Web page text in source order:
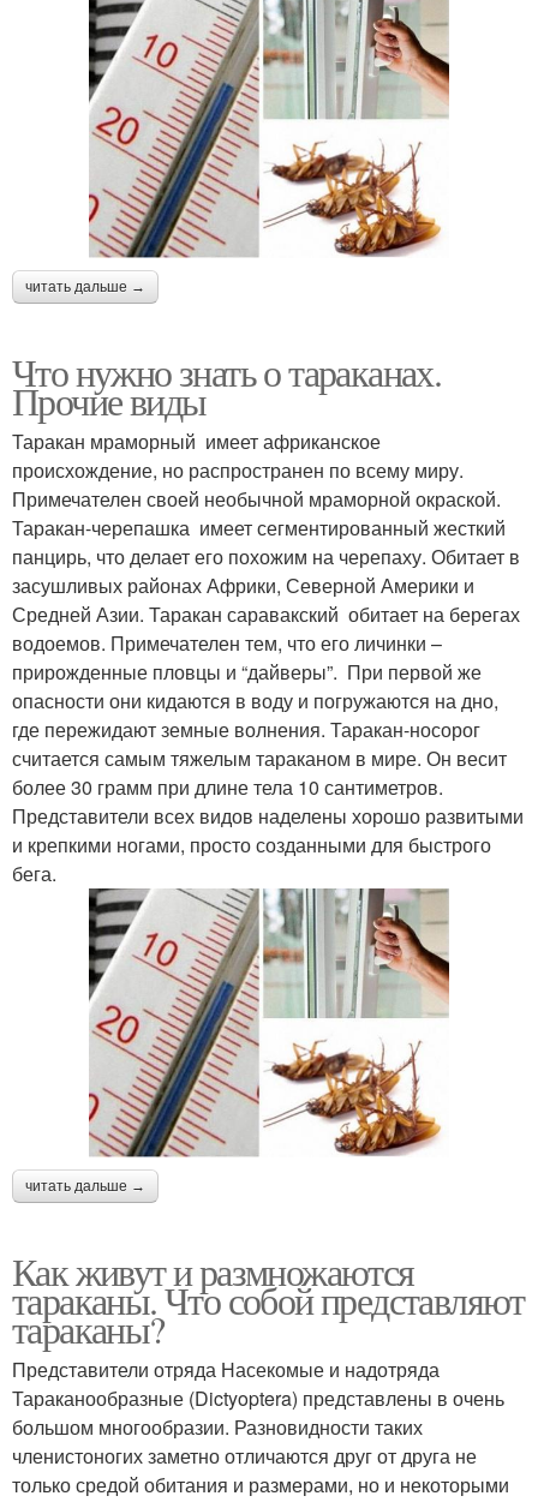
читать дальше →
Что нужно знать о тараканах.
Прочие виды
Таракан мраморный имеет африканское
происхождение, но распространен по всему миру.
Примечателен своей необычной мраморной окраской.
Таракан-черепашка имеет сегментированный жесткий
панцирь, что делает его похожим на черепаху. Обитает в
засушливых районах Африки, Северной Америки и
Средней Азии. Таракан саравакский обитает на берегах
водоемов. Примечателен тем, что его личинки –
прирожденные пловцы и “дайверы”. При первой же
опасности они кидаются в воду и погружаются на дно,
где пережидают земные волнения. Таракан-носорог
считается самым тяжелым тараканом в мире. Он весит
более 30 грамм при длине тела 10 сантиметров.
Представители всех видов наделены хорошо развитыми
и крепкими ногами, просто созданными для быстрого
бега.
читать дальше →
Как живут и размножаются
тараканы. Что собой представляют
тараканы?
Представители отряда Насекомые и надотряда
Тараканообразные (Dictyoptera) представлены в очень
большом многообразии. Разновидности таких
членистоногих заметно отличаются друг от друга не
только средой обитания и размерами, но и некоторыми